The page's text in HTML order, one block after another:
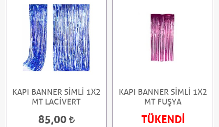
KAPI BANNER SİMLİ 1X2
MT LACİVERT
85,00
KAPI BANNER SİMLİ 1X2
MT FUŞYA
TÜKENDİ